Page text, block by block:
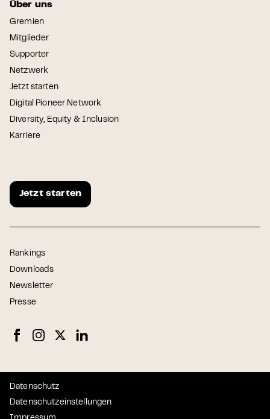
Über uns
Gremien
Mitglieder
Supporter
Netzwerk
Jetzt starten
Digital Pioneer Network
Diversity, Equity & Inclusion
Karriere
Jetzt starten
Rankings
Downloads
Newsletter
Presse
Datenschutz
Datenschutzeinstellungen